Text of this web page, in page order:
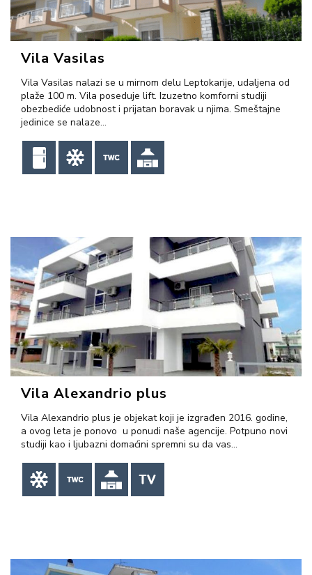
Vila Vasilas
Vila Vasilas nalazi se u mirnom delu Leptokarije, udaljena od
plaže 100 m. Vila poseduje lift. Izuzetno komforni studiji
obezbediće udobnost i prijatan boravak u njima. Smeštajne
jedinice se nalaze…
VIŠE INFORMACIJA
Vila Alexandrio plus
Vila Alexandrio plus je objekat koji je izgrađen 2016. godine,
a ovog leta je ponovo u ponudi naše agencije. Potpuno novi
studiji kao i ljubazni domaćini spremni su da vas…